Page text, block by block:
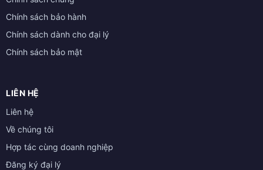
Chính sách bảo hành
Chính sách dành cho đại lý
Chính sách bảo mật
LIÊN HỆ
Liên hệ
Về chúng tôi
Hợp tác cùng doanh nghiệp
Đăng ký đại lý